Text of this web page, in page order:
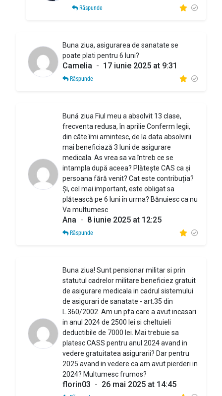
Răspunde
Buna ziua, asigurarea de sanatate se
poate plati pentru 6 luni?
Camelia - 17 iunie 2025 at 9:31
Răspunde
Bună ziua Fiul meu a absolvit 13 clase,
frecventa redusa, în aprilie Conferm legii,
din câte îmi amintesc, de la data absolvirii
mai beneficiază 3 luni de asigurare
medicala. As vrea sa va întreb ce se
intampla după aceea? Plătește CAS ca și
persoana fără venit? Cat este contribuția?
Și, cel mai important, este obligat sa
plătească pe 6 luni în urma? Bănuiesc ca nu
Va multumesc
Ana - 8 iunie 2025 at 12:25
Răspunde
Buna ziua! Sunt pensionar militar si prin
statutul cadrelor militare beneficiez gratuit
de asigurare medicala in cadrul sistemului
de asigurari de sanatate - art.35 din
L.360/2002. Am un pfa care a avut incasari
in anul 2024 de 2500 lei si cheltuieli
deductibile de 7000 lei. Mai trebuie sa
platesc CASS pentru anul 2024 avand in
vedere gratuitatea asigurarii? Dar pentru
2025 avand in vedere ca am avut pierderi in
2024? Multumesc frumos?
florin03 - 26 mai 2025 at 14:45